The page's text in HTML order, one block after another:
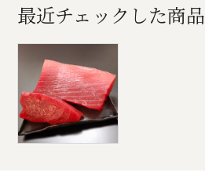
最近チェックした商品